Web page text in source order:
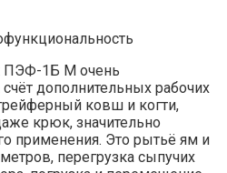
ПЭФ-1Б М очень
дополнительных рабочих
ковш и когти,
крюк, значительно
применения. Это рытьё ям и
перегрузка сыпучих